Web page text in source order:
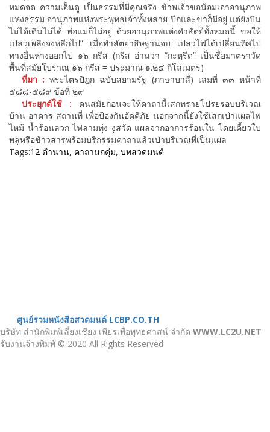
หมดจด ความเอ็นดู เป็นธรรมที่มีคุณจริง ข้าพเจ้าขอน้อมเอาอานุภาพ
แห่งธรรม อานุภาพแห่งพระพุทธเจ้าทั้งหลาย ปีกและขาก็มีอยู่ แต่ยังบิน
ไม่ได้เดินไม่ได้ พ่อแม่ก็ไม่อยู่ ด้วยอานุภาพแห่งคำสัตย์ทั้งหมดนี้ ขอให้
เปลวเพลิงจงหลีกไป” เมื่อทำสัตยาธิษฐานจบ เปลวไฟได้เปลี่ยนทิศไป
ทางอื่นห่างออกไป ๑๖ กรีส (กรีส อ่านว่า “กะหฺรีด” เป็นชื่อมาตราวัด
พื้นที่สมัยโบราณ ๑๖ กรีส = ประมาณ ๑.๒๔ กิโลเมตร)
ที่มา :พระไตรปิฎก ฉบับสยามรัฐ (ภาษาบาลี) เล่มที่ ๓๓ หน้าที่
๕๘๘-๕๘๙ ข้อที่ ๒๙
ประยุกต์ใช้ : คนสมัยก่อนจะให้คาถานี้เสกทรายโปรยรอบบริเวณ
บ้าน อาคาร สถานที่ เพื่อป้องกันอัคคีภัย นอกจากนี้ยังใช้เสกเป่าแผลไฟ
ไหม้ น้ำร้อนลวก ไฟลามทุ่ง งูสวัด แผลจากอาการร้อนใน โดยเคี้ยวใบ
พลูหรือข้าวสารพร้อมบริกรรมคาถาแล้วเป่าบริเวณที่เป็นแผล
Tags:12 ตำนาน, คาถานกคุ่ม, บทสวดมนต์
ศูนย์รวมหนังสือสวดมนต์ LCBP.CO.TH
บริษัท สำนักพิมพ์เลี่ยงเชียง เพียรเพื่อพุทธศาสน์ จำกัด WWW.LC2U.NET
รับงานจ้างพิมพ์ © 2020 All Rights Reserved